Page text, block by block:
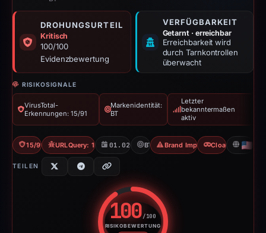
DROHUNGSURTEIL
Kritisch
100/100
Evidenzbewertung
VERFÜGBARKEIT
Getarnt · erreichbar
Erreichbarkeit wird
durch Tarnkontrollen
überwacht
RISIKOSIGNALE
VirusTotal-
Erkennungen: 15/91
Markenidentität:
BT
Letzter
bekanntermaßen
aktiv
15/91 VTURLQuery: 100 detections
01.02.2026
BT Brand Impersonation
Cloaking
TEILEN
100/100
RISIKOBEWERTUNGRisikobewertung: 100 von